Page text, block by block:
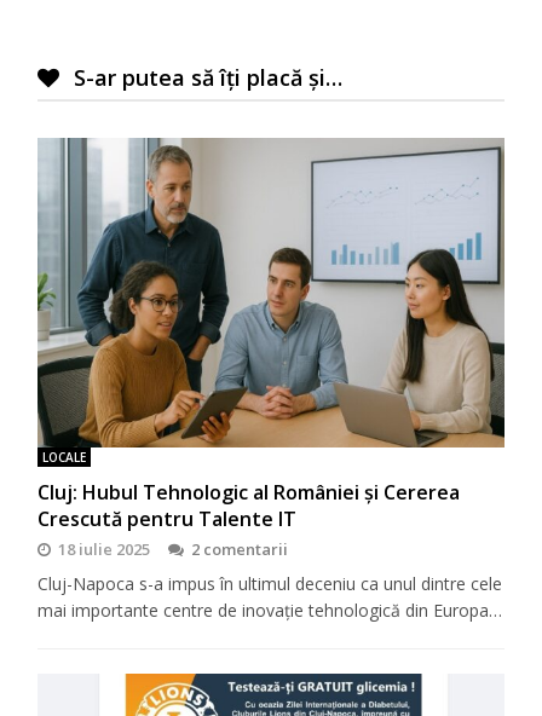
S-ar putea să îți placă și…
LOCALE
Cluj: Hubul Tehnologic al României și Cererea
Crescută pentru Talente IT
18 iulie 2025 2 comentarii
Cluj-Napoca s-a impus în ultimul deceniu ca unul dintre cele
mai importante centre de inovație tehnologică din Europa…